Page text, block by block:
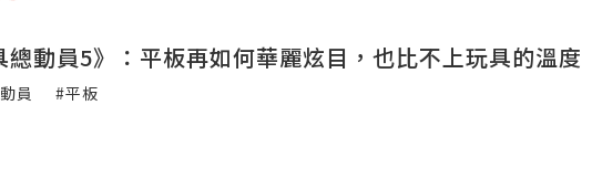
總動員5》：平板再如何華麗炫目，也比不上玩具的溫度
員 #平板